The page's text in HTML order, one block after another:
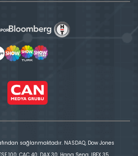
sağlanmaktadır. NASDAQ, Dow Jones